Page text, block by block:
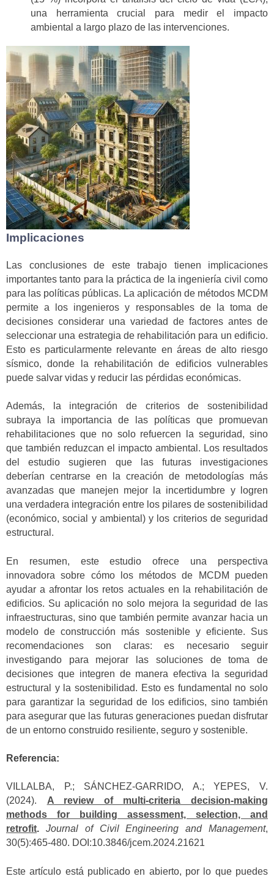
una herramienta crucial para medir el impacto
ambiental a largo plazo de las intervenciones.
Implicaciones
Las conclusiones de este trabajo tienen implicaciones
importantes tanto para la práctica de la ingeniería civil como
para las políticas públicas. La aplicación de métodos MCDM
permite a los ingenieros y responsables de la toma de
decisiones considerar una variedad de factores antes de
seleccionar una estrategia de rehabilitación para un edificio.
Esto es particularmente relevante en áreas de alto riesgo
sísmico, donde la rehabilitación de edificios vulnerables
puede salvar vidas y reducir las pérdidas económicas.
Además, la integración de criterios de sostenibilidad
subraya la importancia de las políticas que promuevan
rehabilitaciones que no solo refuercen la seguridad, sino
que también reduzcan el impacto ambiental. Los resultados
del estudio sugieren que las futuras investigaciones
deberían centrarse en la creación de metodologías más
avanzadas que manejen mejor la incertidumbre y logren
una verdadera integración entre los pilares de sostenibilidad
(económico, social y ambiental) y los criterios de seguridad
estructural.
En resumen, este estudio ofrece una perspectiva
innovadora sobre cómo los métodos de MCDM pueden
ayudar a afrontar los retos actuales en la rehabilitación de
edificios. Su aplicación no solo mejora la seguridad de las
infraestructuras, sino que también permite avanzar hacia un
modelo de construcción más sostenible y eficiente. Sus
recomendaciones son claras: es necesario seguir
investigando para mejorar las soluciones de toma de
decisiones que integren de manera efectiva la seguridad
estructural y la sostenibilidad. Esto es fundamental no solo
para garantizar la seguridad de los edificios, sino también
para asegurar que las futuras generaciones puedan disfrutar
de un entorno construido resiliente, seguro y sostenible.
Referencia:
VILLALBA, P.; SÁNCHEZ-GARRIDO, A.; YEPES, V.
(2024). A review of multi-criteria decision-making
methods for building assessment, selection, and
retrofit. Journal of Civil Engineering and Management,
30(5):465-480. DOI:10.3846/jcem.2024.21621
Este artículo está publicado en abierto, por lo que puedes